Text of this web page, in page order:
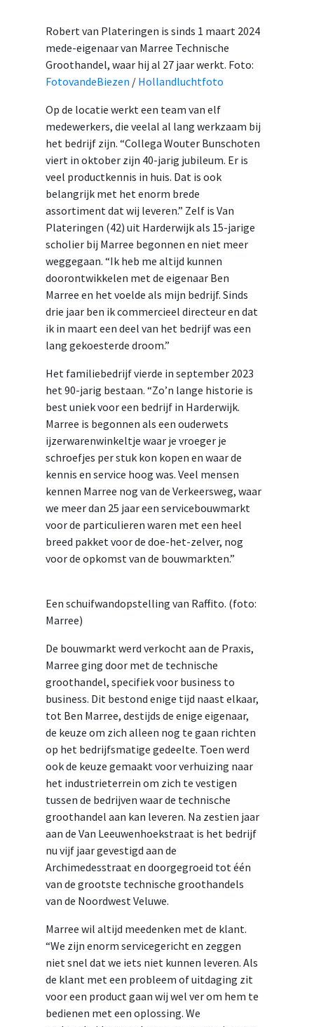
Robert van Plateringen is sinds 1 maart 2024
mede-eigenaar van Marree Technische
Groothandel, waar hij al 27 jaar werkt. Foto:
FotovandeBiezen / Hollandluchtfoto
Op de locatie werkt een team van elf
medewerkers, die veelal al lang werkzaam bij
het bedrijf zijn. “Collega Wouter Bunschoten
viert in oktober zijn 40-jarig jubileum. Er is
veel productkennis in huis. Dat is ook
belangrijk met het enorm brede
assortiment dat wij leveren.” Zelf is Van
Plateringen (42) uit Harderwijk als 15-jarige
scholier bij Marree begonnen en niet meer
weggegaan. “Ik heb me altijd kunnen
doorontwikkelen met de eigenaar Ben
Marree en het voelde als mijn bedrijf. Sinds
drie jaar ben ik commercieel directeur en dat
ik in maart een deel van het bedrijf was een
lang gekoesterde droom.”
Het familiebedrijf vierde in september 2023
het 90-jarig bestaan. “Zo’n lange historie is
best uniek voor een bedrijf in Harderwijk.
Marree is begonnen als een ouderwets
ijzerwarenwinkeltje waar je vroeger je
schroefjes per stuk kon kopen en waar de
kennis en service hoog was. Veel mensen
kennen Marree nog van de Verkeersweg, waar
we meer dan 25 jaar een servicebouwmarkt
voor de particulieren waren met een heel
breed pakket voor de doe-het-zelver, nog
voor de opkomst van de bouwmarkten.”
Een schuifwandopstelling van Raffito. (foto:
Marree)
De bouwmarkt werd verkocht aan de Praxis,
Marree ging door met de technische
groothandel, specifiek voor business to
business. Dit bestond enige tijd naast elkaar,
tot Ben Marree, destijds de enige eigenaar,
de keuze om zich alleen nog te gaan richten
op het bedrijfsmatige gedeelte. Toen werd
ook de keuze gemaakt voor verhuizing naar
het industrieterrein om zich te vestigen
tussen de bedrijven waar de technische
groothandel aan kan leveren. Na zestien jaar
aan de Van Leeuwenhoekstraat is het bedrijf
nu vijf jaar gevestigd aan de
Archimedesstraat en doorgegroeid tot één
van de grootste technische groothandels
van de Noordwest Veluwe.
Marree wil altijd meedenken met de klant.
“We zijn enorm servicegericht en zeggen
niet snel dat we iets niet kunnen leveren. Als
de klant met een probleem of uitdaging zit
voor een product gaan wij wel ver om hem te
bedienen met een oplossing. We